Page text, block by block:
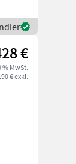
€
% MwSt.
€ exkl.